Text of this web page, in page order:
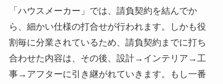
「ハウスメーカー」では、請負契約を結んでか
ら、細かい仕様の打合せが行われます。しかも役
割毎に分業されているため、請負契約までに打ち
合わせた内容は、その後、設計→インテリア→工
事→アフターに引き継がれていきます。もし一番